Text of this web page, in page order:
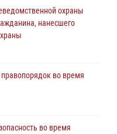
охраны
нанесшего
во время
во время